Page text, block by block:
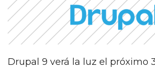
Drupal 9 verá la luz el próximo